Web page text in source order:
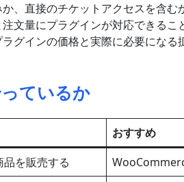
、直接のチケットアクセスを含む
文量にプラグインが対応できるこ
グインの価格と実際に必要になる
ているか
おすすめ
を販売する